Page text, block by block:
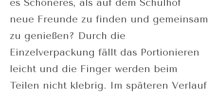
es Schöneres, als auf dem Schulhof
neue Freunde zu finden und gemeinsam
zu genießen? Durch die
Einzelverpackung fällt das Portionieren
leicht und die Finger werden beim
Teilen nicht klebrig. Im späteren Verlauf